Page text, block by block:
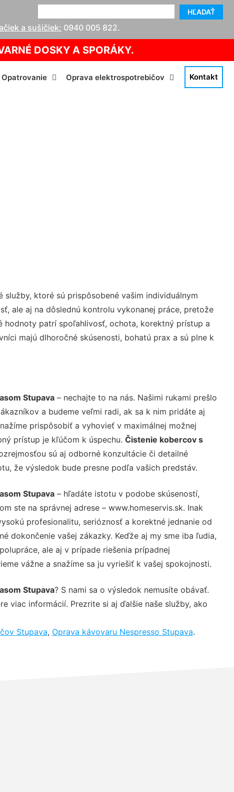
HĽADAŤ
a sušičiek: 0940 005 822.
DOSKY A SPORÁKY.
Opatrovanie Oprava elektrospotrebičov Kontakt
ktoré sú prispôsobené vašim individuálnym
ale aj na dôslednú kontrolu vykonanej práce, pretože
hodnoty patrí spoľahlivosť, ochota, korektný prístup a
majú dlhoročné skúsenosti, bohatú prax a sú plne k
Stupava– nechajte to na nás. Našimi rukami prešlo
a budeme veľmi radi, ak sa k nim pridáte aj
prispôsobiť a vyhovieť v maximálnej možnej
prístup je kľúčom k úspechu. Čistenie kobercov s
sú aj odborné konzultácie či detailné
že výsledok bude presne podľa vašich predstáv.
Stupava– hľadáte istotu v podobe skúseností,
ste na správnej adrese – www.homeservis.sk. Inak
profesionalitu, serióznosť a korektné jednanie od
dokončenie vašej zákazky. Keďže aj my sme iba ľudia,
ale aj v prípade riešenia prípadnej
vážne a snažíme sa ju vyriešiť k vašej spokojnosti.
Stupava? S nami sa o výsledok nemusíte obávať.
viac informácií. Prezrite si aj ďalšie naše služby, ako
Stupava, Oprava kávovaru Nespresso Stupava.